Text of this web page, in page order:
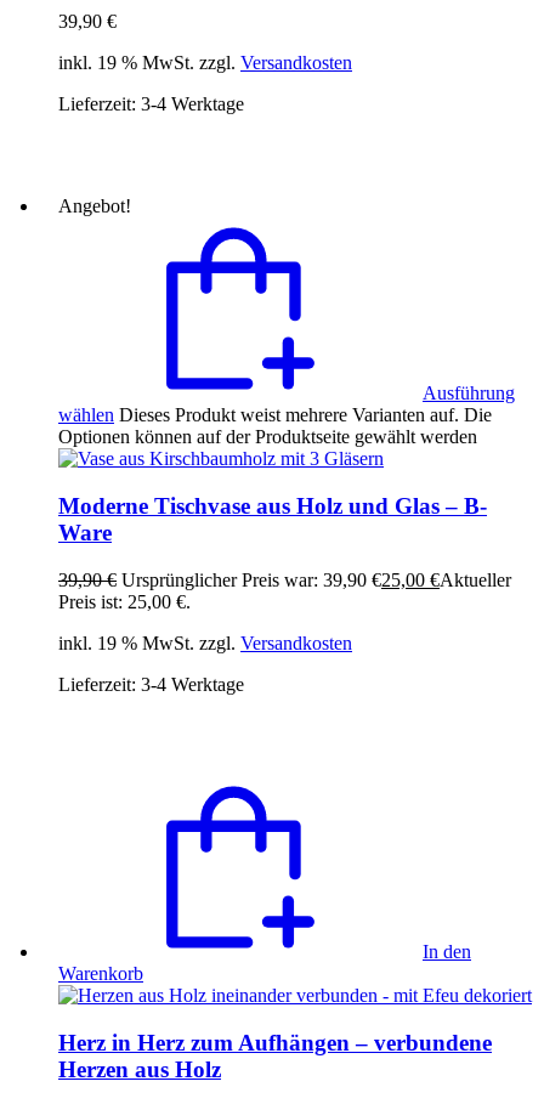
39,90 €
inkl. 19 % MwSt. zzgl. Versandkosten
Lieferzeit: 3-4 Werktage
Angebot!
Ausführung
wählen Dieses Produkt weist mehrere Varianten auf. Die
Optionen können auf der Produktseite gewählt werden
Moderne Tischvase aus Holz und Glas – B-
Ware
39,90€ Ursprünglicher Preis war: 39,90 €25,00 €Aktueller
Preis ist: 25,00 €.
inkl. 19 % MwSt. zzgl. Versandkosten
Lieferzeit: 3-4 Werktage
In den
Warenkorb
Herz in Herz zum Aufhängen – verbundene
Herzen aus Holz